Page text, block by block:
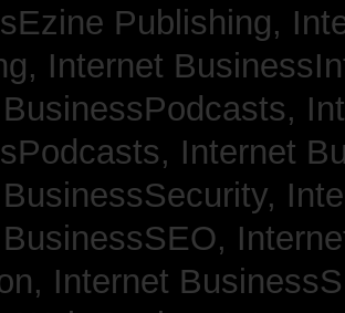
Publishing,
Internet
Internet
Internet